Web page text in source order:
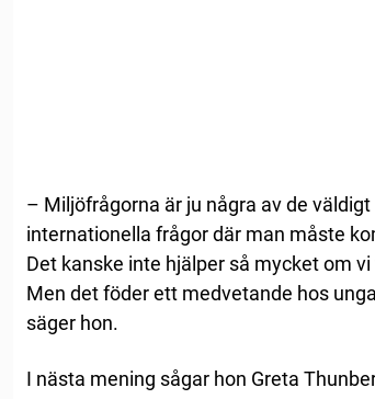
– Miljöfrågorna är ju några av de
internationella frågor där man måste
Det kanske inte hjälper så mycket om
Men det föder ett medvetande hos
säger hon.
I nästa mening sågar hon Greta